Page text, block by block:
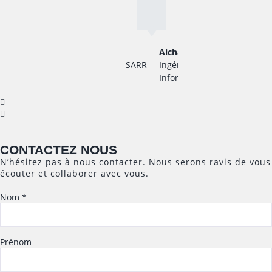
Aicha SARR
Ingénieur en
Informatique
CONTACTEZ NOUS
N’hésitez pas à nous contacter. Nous serons ravis de vous
écouter et collaborer avec vous.
Nom *
Prénom